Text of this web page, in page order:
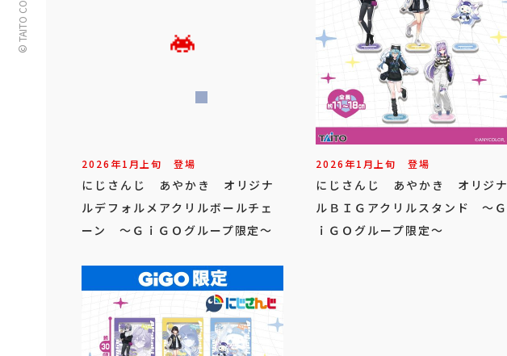
2026年1月上旬 登場
にじさんじ あやかき オリジナ
ルデフォルメアクリルボールチェ
ーン ～ＧｉＧＯグループ限定～
2026年1月上旬 登場
にじさんじ あやかき オリジナ
ルＢＩＧアクリルスタンド ～Ｇ
ｉＧＯグループ限定～